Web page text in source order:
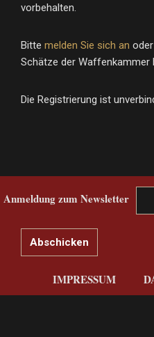
vorbehalten.
Bitte melden Sie sich an oder
Schätze der Waffenkammer
Die Registrierung ist
Anmeldung zum Newsletter
IMPRESSUM